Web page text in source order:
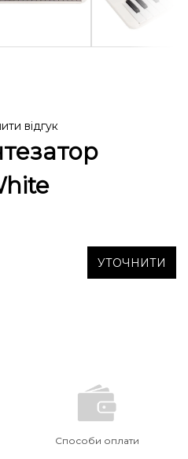
відгук
УТОЧНИТИ
Способи оплати